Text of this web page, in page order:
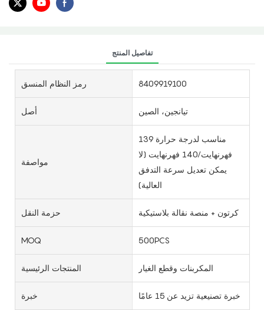
تفاصيل المنتج
رمز النظام المنسق 8409919100
أصل تيانجين، الصين
مواصفة
مناسب لدرجة حرارة 139
فهرنهايت/140 فهرنهايت (لا
يمكن تعديل سرعة التدفق
العالية)
حزمة النقل كرتون + منصة نقالة بلاستيكية
MOQ 500PCS
المنتجات الرئيسية المكربنات وقطع الغيار
خبرة خبرة تصنيعية تزيد عن 15 عامًا